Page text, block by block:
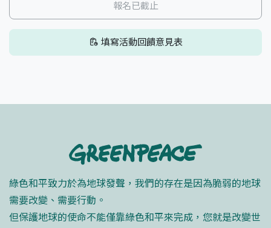
報名已截止
填寫活動回饋意見表
綠色和平致力於為地球發聲，我們的存在是因為脆弱的地球
需要改變、需要行動。
但保護地球的使命不能僅靠綠色和平來完成，您就是改變世